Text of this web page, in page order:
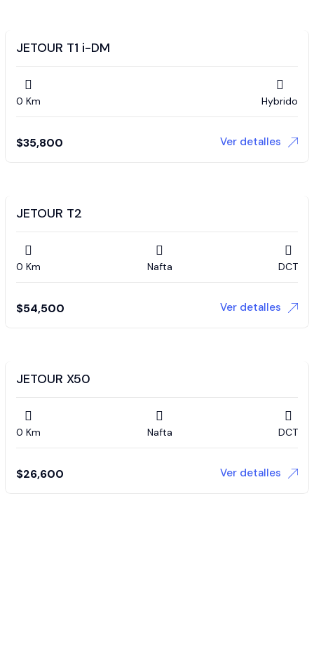
JETOUR T1 i-DM
0 Km Hybrido
$35,800 Ver detalles
JETOUR T2
0 Km Nafta DCT
$54,500 Ver detalles
JETOUR X50
0 Km Nafta DCT
$26,600 Ver detalles